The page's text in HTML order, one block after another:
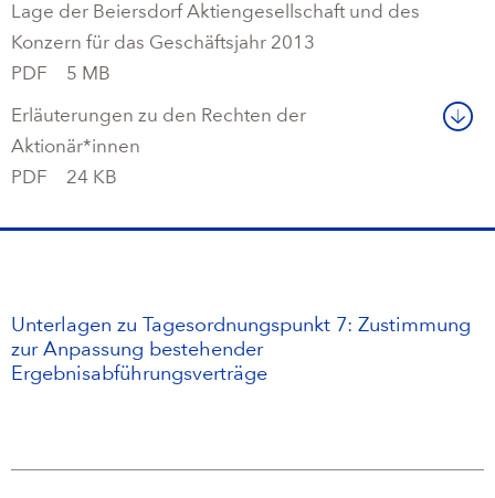
NIVEA Ball
Lage der Beiersdorf Aktiengesellschaft und des
Konzern für das Geschäftsjahr 2013
PDF
5 MB
Erläuterungen zu den Rechten der
Aktionär*innen
PDF
24 KB
Unterlagen zu Tagesordnungspunkt 7: Zustimmung
zur Anpassung bestehender
Ergebnisabführungsverträge